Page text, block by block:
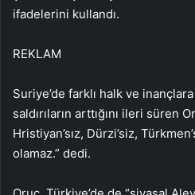
ifadelerini kullandı.
REKLAM
Suriye’de farklı halk ve
saldırıların arttığını ileri süren
Hristiyan’sız, Dürzi’siz,
olamaz.” dedi.